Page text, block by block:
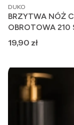
PRODUCENT
DUKO
BRZYTWA NÓŻ
OBROTOWA 210
Cena
19,90 zł